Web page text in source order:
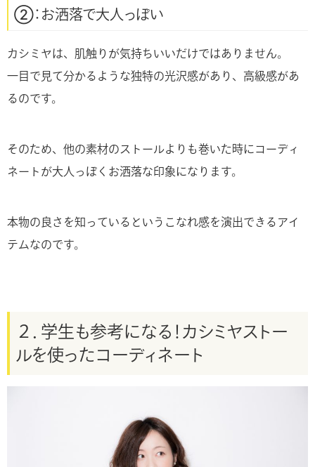
②：お洒落で大人っぽい
カシミヤは、肌触りが気持ちいいだけではありません。
一目で見て分かるような独特の光沢感があり、高級感があ
るのです。
そのため、他の素材のストールよりも巻いた時にコーディ
ネートが大人っぽくお洒落な印象になります。
本物の良さを知っているというこなれ感を演出できるアイ
テムなのです。
２．学生も参考になる！カシミヤストー
ルを使ったコーディネート